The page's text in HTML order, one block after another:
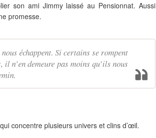
son ami Jimmy laissé au Pensionnat. Aussi
promesse.
échappent. Si certains se rompent
n’en demeure pas moins qu’ils nous
concentre plusieurs univers et clins d’œil.